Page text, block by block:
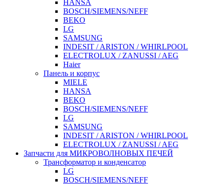
HANSA
BOSCH/SIEMENS/NEFF
BEKO
LG
SAMSUNG
INDESIT / ARISTON / WHIRLPOOL
ELECTROLUX / ZANUSSI / AEG
Haier
Панель и корпус
MIELE
HANSA
BEKO
BOSCH/SIEMENS/NEFF
LG
SAMSUNG
INDESIT / ARISTON / WHIRLPOOL
ELECTROLUX / ZANUSSI / AEG
Запчасти для МИКРОВОЛНОВЫХ ПЕЧЕЙ
Трансформатор и конденсатор
LG
BOSCH/SIEMENS/NEFF